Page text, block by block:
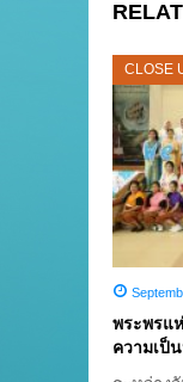
CLOSE
พระพรแ
ความเป็